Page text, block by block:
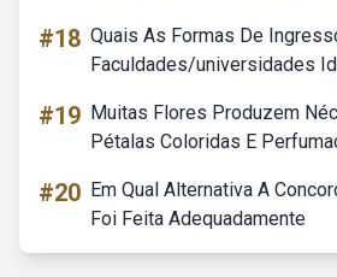
#18 Quais As Formas De
Faculdades/universidades
#19 Muitas Flores Produzem
Pétalas Coloridas E
#20 Em Qual Alternativa A
Foi Feita Adequadamente